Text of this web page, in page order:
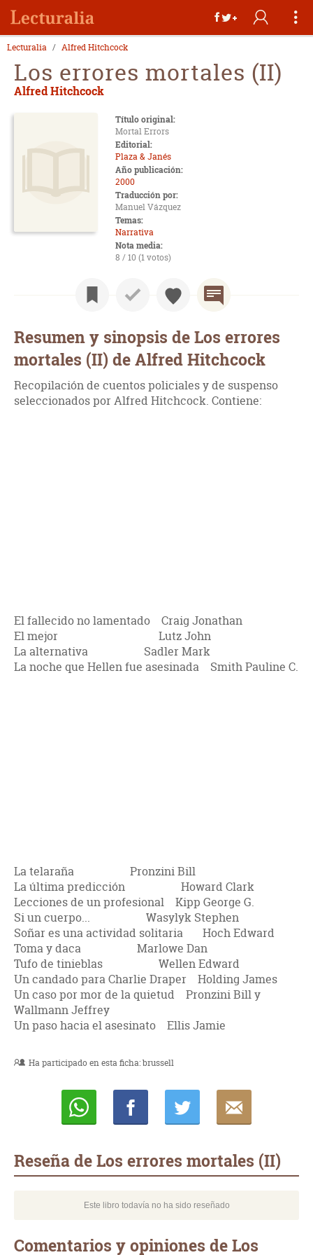
Lecturalia Alfred Hitchcock
Los errores mortales (II)
Alfred Hitchcock
Título original:
Mortal Errors
Editorial:
Plaza & Janés
Año publicación:
2000
Traducción por:
Manuel Vázquez
Temas:
Narrativa
Nota media:
8 / 10 (1 votos)
Resumen y sinopsis de Los errores
mortales (II) de Alfred Hitchcock
Recopilación de cuentos policiales y de suspenso
seleccionados por Alfred Hitchcock. Contiene:
El fallecido no lamentado Craig Jonathan
El mejor Lutz John
La alternativa Sadler Mark
La noche que Hellen fue asesinada Smith Pauline C.
La telaraña Pronzini Bill
La última predicción Howard Clark
Lecciones de un profesional Kipp George G.
Si un cuerpo... Wasylyk Stephen
Soñar es una actividad solitaria Hoch Edward
Toma y daca Marlowe Dan
Tufo de tinieblas Wellen Edward
Un candado para Charlie Draper Holding James
Un caso por mor de la quietud Pronzini Bill y
Wallmann Jeffrey
Un paso hacia el asesinato Ellis Jamie
Ha participado en esta ficha:brussell
Reseña de Los errores mortales (II)
Este libro todavía no ha sido reseñado
Comentarios y opiniones de Los